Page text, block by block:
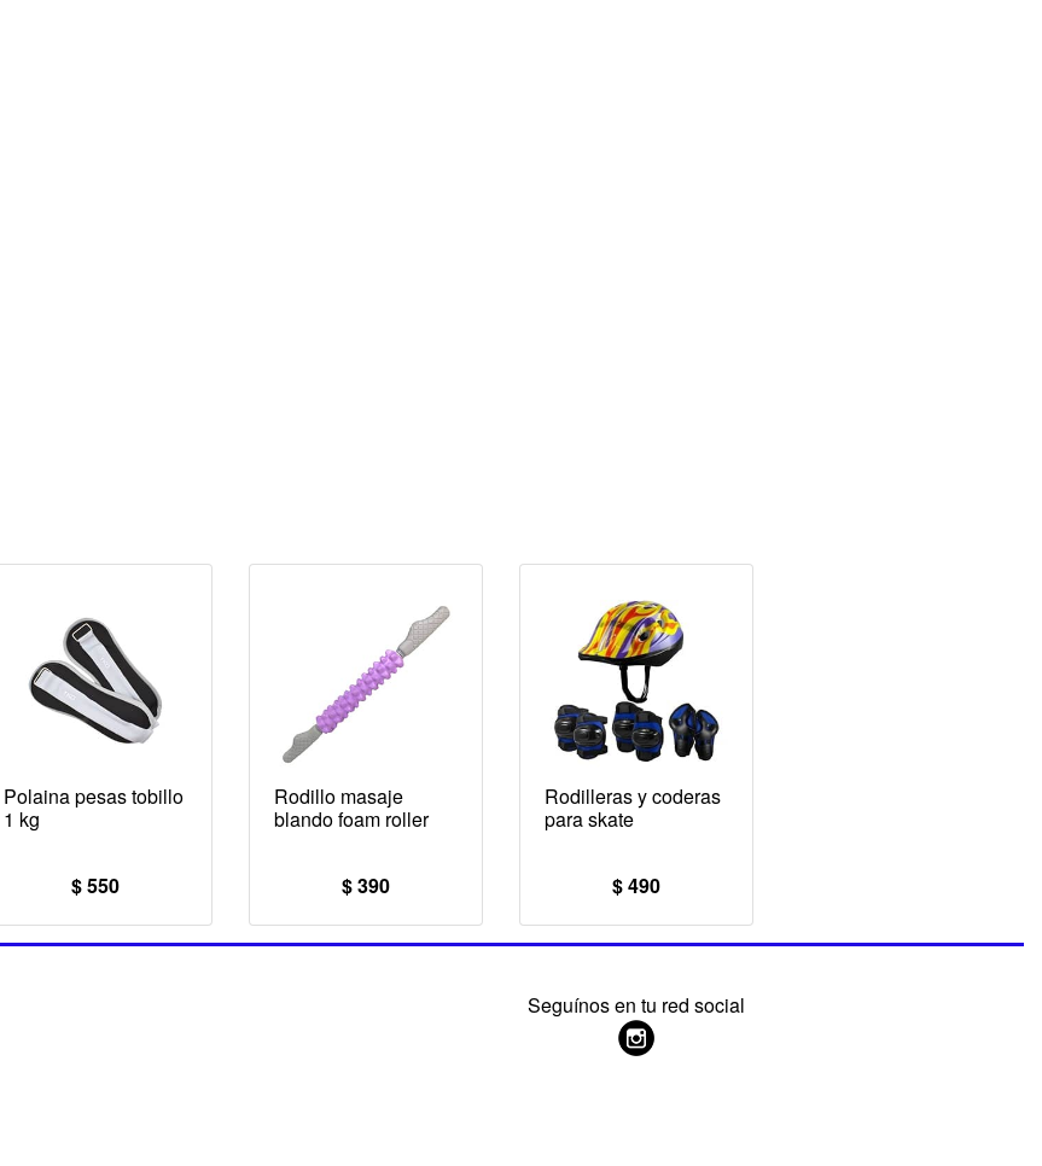
Polaina pesas tobillo
1 kg
$ 550
Rodillo masaje
blando foam roller
$ 390
Rodilleras y coderas
para skate
$ 490
Seguínos en tu red social